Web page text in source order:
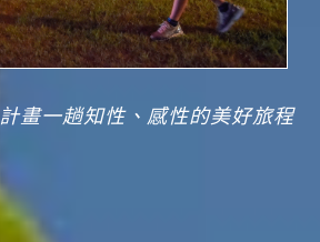
計畫一趟知性、感性的美好旅程